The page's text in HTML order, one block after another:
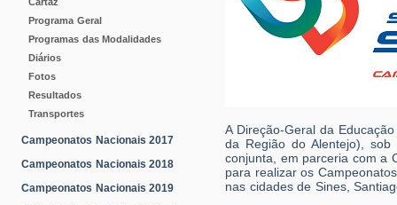
Programa Geral
Programas das Modalidades
Diários
Fotos
Resultados
Transportes
Campeonatos Nacionais 2017
Campeonatos Nacionais 2018
Campeonatos Nacionais 2019
A Direção-Geral da
da Região do Alentejo),
conjunta, em parceria com a
para realizar os
nas cidades de Sines,